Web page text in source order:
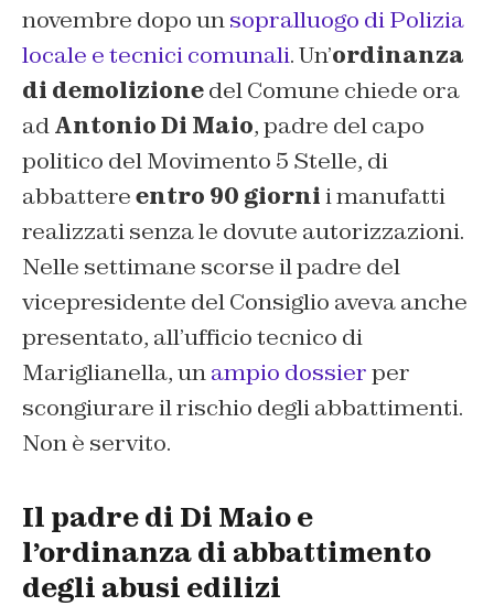
novembre dopo unsopralluogo di Polizia
locale e tecnici comunali. Un’ordinanza
di demolizionedel Comune chiede ora
adAntonio Di Maio, padre del capo
politico del Movimento 5 Stelle, di
abbattereentro 90 giornii manufatti
realizzati senza le dovute autorizzazioni.
Nelle settimane scorse il padre del
vicepresidente del Consiglio aveva anche
presentato, all’ufficio tecnico di
Mariglianella, unampio dossierper
scongiurare il rischio degli abbattimenti.
Non è servito.
Il padre di Di Maio e
l’ordinanza di abbattimento
degli abusi edilizi